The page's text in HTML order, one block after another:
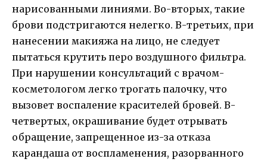
нарисованными линиями. Во-вторых, такие
брови подстригаются нелегко. В-третьих, при
нанесении макияжа на лицо, не следует
пытаться крутить перо воздушного фильтра.
При нарушении консультаций с врачом-
косметологом легко трогать палочку, что
вызовет воспаление красителей бровей. В-
четвертых, окрашивание будет отрывать
обращение, запрещенное из-за отказа
карандаша от воспламенения, разорванного